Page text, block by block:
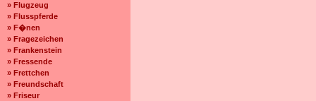
» Flugzeug
» Flusspferde
» F�nen
» Fragezeichen
» Frankenstein
» Fressende
» Frettchen
» Freundschaft
» Friseur